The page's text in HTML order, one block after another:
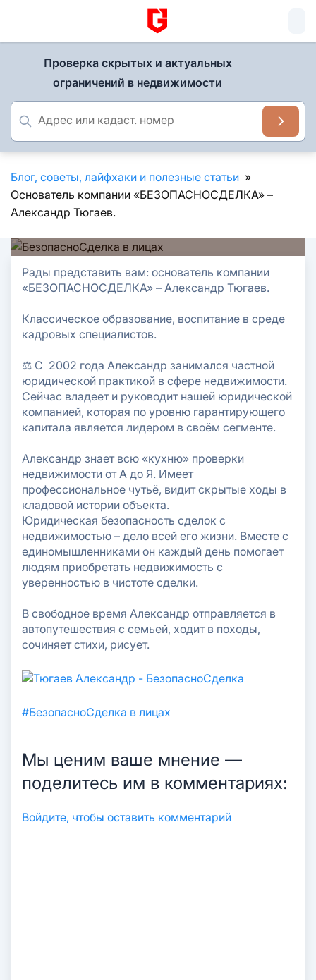
Проверка скрытых и актуальных
ограничений в недвижимости
Блог, советы, лайфхаки и полезные статьи »
Основатель компании «БЕЗОПАСНОСДЕЛКА» –
Александр Тюгаев.
16 февраля 2020
Основатель компании
«БЕЗОПАСНОСДЕЛКА» –
Александр Тюгаев.
#безопасносделка в лицах
Рады представить вам: основатель компании
«БЕЗОПАСНОСДЕЛКА» – Александр Тюгаев.
Классическое образование, воспитание в среде
кадровых специалистов.
⚖ ️С 2002 года Александр занимался частной
юридической практикой в сфере недвижимости.
Сейчас владеет и руководит нашей юридической
компанией, которая по уровню гарантирующего
капитала является лидером в своём сегменте.
Александр знает всю «кухню» проверки
недвижимости от А до Я. Имеет
профессиональное чутьё, видит скрытые ходы в
кладовой истории объекта.
Юридическая безопасность сделок с
недвижимостью – дело всей его жизни. Вместе с
единомышленниками он каждый день помогает
людям приобретать недвижимость с
уверенностью в чистоте сделки.
В свободное время Александр отправляется в
автопутешествия с семьей, ходит в походы,
сочиняет стихи, рисует.
#БезопасноСделка в лицах
Мы ценим ваше мнение —
поделитесь им в комментариях:
Войдите, чтобы оставить комментарий